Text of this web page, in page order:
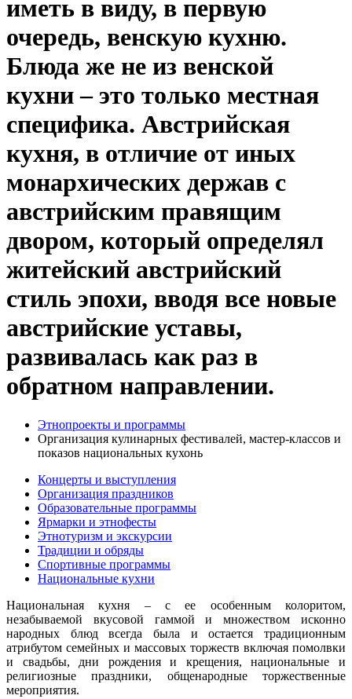
иметь в виду, в первую
очередь, венскую кухню.
Блюда же не из венской
кухни – это только местная
специфика. Австрийская
кухня, в отличие от иных
монархических держав с
австрийским правящим
двором, который определял
житейский австрийский
стиль эпохи, вводя все новые
австрийские уставы,
развивалась как раз в
обратном направлении.
Этнопроекты и программы
Организация кулинарных фестивалей, мастер-классов и
показов национальных кухонь
Концерты и выступления
Организация праздников
Образовательные программы
Ярмарки и этнофесты
Этнотуризм и экскурсии
Традиции и обряды
Спортивные программы
Национальные кухни
Национальная кухня – с ее особенным колоритом,
незабываемой вкусовой гаммой и множеством исконно
народных блюд всегда была и остается традиционным
атрибутом семейных и массовых торжеств включая помолвки
и свадьбы, дни рождения и крещения, национальные и
религиозные праздники, общенародные торжественные
мероприятия.